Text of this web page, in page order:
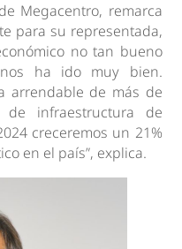
Megacentro, remarca
para su representada,
no tan bueno
ha ido muy bien.
arrendable de más de
infraestructura de
creceremos un 21%
en el país”, explica.